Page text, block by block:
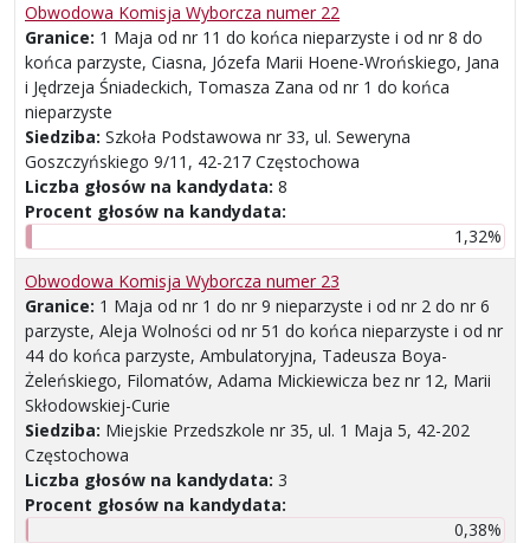
Obwodowa Komisja Wyborcza numer 22
Granice: 1 Maja od nr 11 do końca nieparzyste i od nr 8 do
końca parzyste, Ciasna, Józefa Marii Hoene-Wrońskiego, Jana
i Jędrzeja Śniadeckich, Tomasza Zana od nr 1 do końca
nieparzyste
Siedziba: Szkoła Podstawowa nr 33, ul. Seweryna
Goszczyńskiego 9/11, 42-217 Częstochowa
Liczba głosów na kandydata: 8
Procent głosów na kandydata:
1,32%
Obwodowa Komisja Wyborcza numer 23
Granice: 1 Maja od nr 1 do nr 9 nieparzyste i od nr 2 do nr 6
parzyste, Aleja Wolności od nr 51 do końca nieparzyste i od nr
44 do końca parzyste, Ambulatoryjna, Tadeusza Boya-
Żeleńskiego, Filomatów, Adama Mickiewicza bez nr 12, Marii
Skłodowskiej-Curie
Siedziba: Miejskie Przedszkole nr 35, ul. 1 Maja 5, 42-202
Częstochowa
Liczba głosów na kandydata: 3
Procent głosów na kandydata:
0,38%